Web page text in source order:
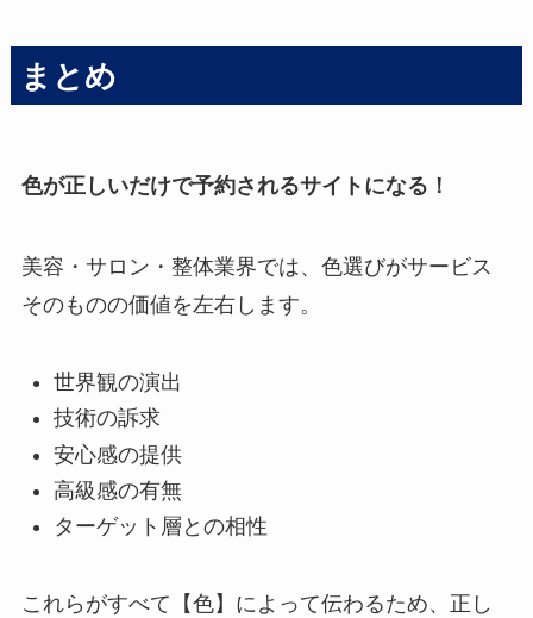
まとめ
色が正しいだけで予約されるサイトになる！
美容・サロン・整体業界では、色選びがサービス
そのものの価値を左右します。
世界観の演出
技術の訴求
安心感の提供
高級感の有無
ターゲット層との相性
これらがすべて【色】によって伝わるため、正し